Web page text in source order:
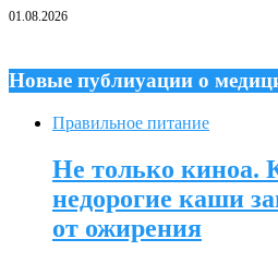
01.08.2026
Новые публиуации о
Правильное питание
Не только киноа.
недорогие каши
от ожирения